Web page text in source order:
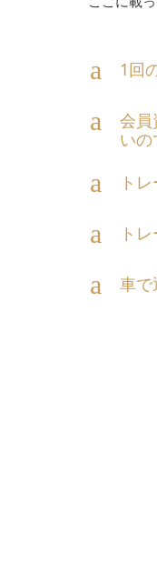
a 1回
a
会員
いの
a ト
a ト
a 車で